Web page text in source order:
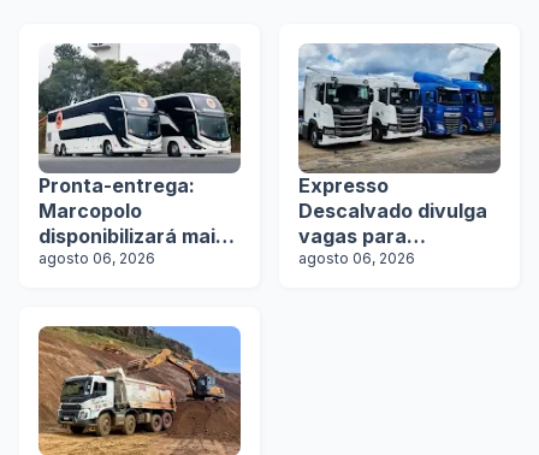
Pronta-entrega:
Marcopolo
disponibilizará mais
de 100 ônibus para
agosto 06, 2026
Expresso
Descalvado divulga
vagas para
motoristas
agosto 06, 2026